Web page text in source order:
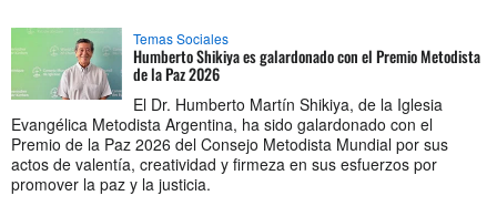
Temas Sociales
Humberto Shikiya es galardonado con el Premio Metodista
de la Paz 2026
El Dr. Humberto Martín Shikiya, de la Iglesia
Evangélica Metodista Argentina, ha sido galardonado con el
Premio de la Paz 2026 del Consejo Metodista Mundial por sus
actos de valentía, creatividad y firmeza en sus esfuerzos por
promover la paz y la justicia.